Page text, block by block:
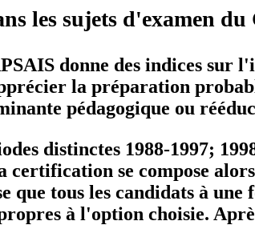
les sujets d'examen
donne des indices
la préparation
pédagogique ou
distinctes 1988-1997;
se compose
que tous les candidats à
à l'option choisie.